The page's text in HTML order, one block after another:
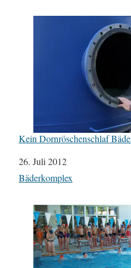
Kein Dornröschenschlaf
Datum
26. Juli 2012
In Bezug auf
Bäderkomplex